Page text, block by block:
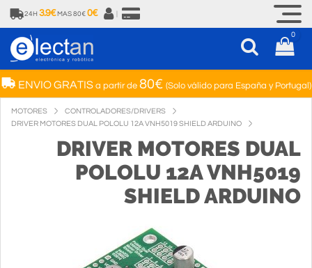
24H 3.9€ MAS 80€ 0€
0
ENVIO GRATISa partir de 80€ (Solo válido para España y Portugal)
MOTORES
CONTROLADORES/DRIVERS
DRIVER MOTORES DUAL POLOLU 12A VNH5019 SHIELD ARDUINO
DRIVER MOTORES DUAL
POLOLU 12A VNH5019
SHIELD ARDUINO